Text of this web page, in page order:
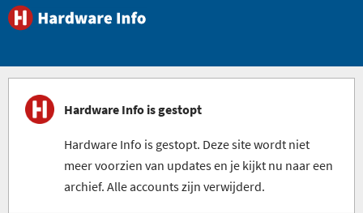
Hardware Info is gestopt
Hardware Info is gestopt. Deze site wordt niet
meer voorzien van updates en je kijkt nu naar een
archief. Alle accounts zijn verwijderd.